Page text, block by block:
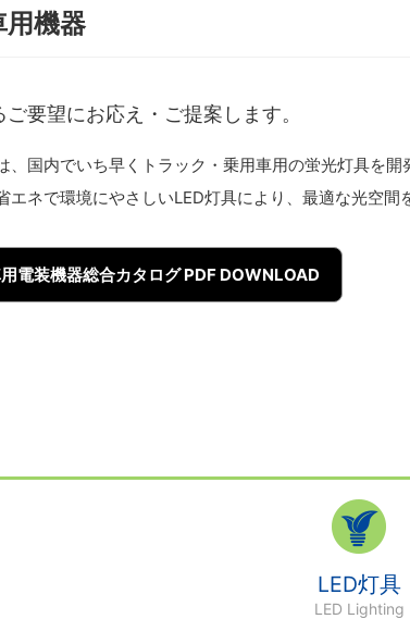
用機器
ご要望にお応え・ご提案します。
、国内でいち早くトラック・乗用車用の蛍光灯具を
エネで環境にやさしいLED灯具により、最適な光空間
電装機器総合カタログ PDF DOWNLOAD
LED灯具
LED Lighting